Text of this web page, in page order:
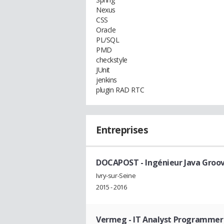
Nexus
CSS
Oracle
PL/SQL
PMD
checkstyle
JUnit
jenkins
plugin RAD RTC
Entreprises
DOCAPOST - Ingénieur Java
Ivry-sur-Seine
2015 - 2016
Vermeg - IT Analyst Programmer